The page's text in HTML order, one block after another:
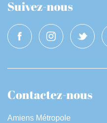
Suivez-nous
Contactez-nous
Amiens Métropole